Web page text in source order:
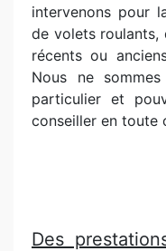
intervenons pour
de volets roulants,
récents ou
Nous ne
particulier et
conseiller en toute
Des